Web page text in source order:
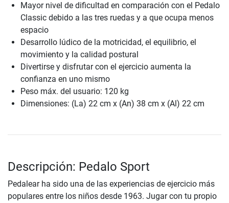
Mayor nivel de dificultad en comparación con el Pedalo
Classic debido a las tres ruedas y a que ocupa menos
espacio
Desarrollo lúdico de la motricidad, el equilibrio, el
movimiento y la calidad postural
Divertirse y disfrutar con el ejercicio aumenta la
confianza en uno mismo
Peso máx. del usuario: 120 kg
Dimensiones: (La) 22 cm x (An) 38 cm x (Al) 22 cm
Descripción: Pedalo Sport
Pedalear ha sido una de las experiencias de ejercicio más
populares entre los niños desde 1963. Jugar con tu propio